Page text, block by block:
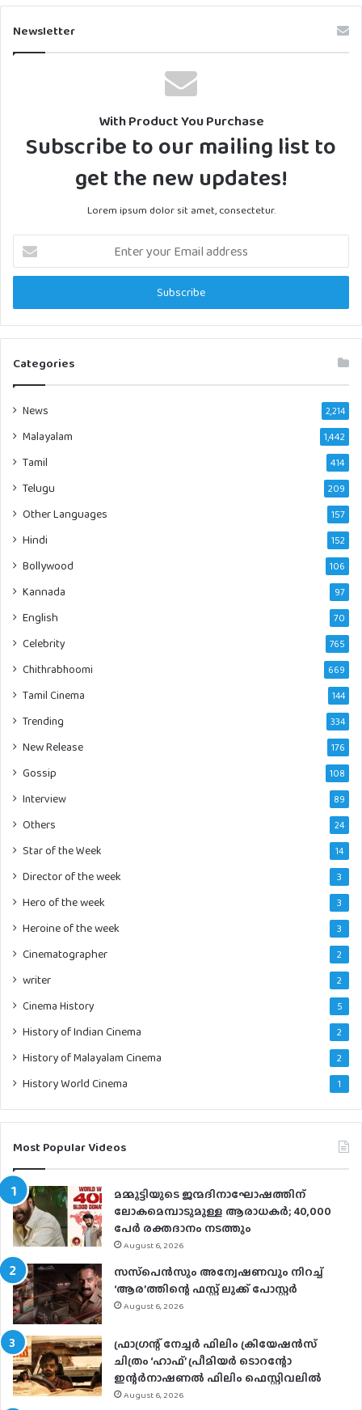
Newsletter
With Product You Purchase
Subscribe to our mailing list to
get the new updates!
Lorem ipsum dolor sit amet, consectetur.
Enter
your
Email
Categories
News 2,214
Malayalam 1,442
Tamil 414
Telugu 209
Other Languages 157
Hindi 152
Bollywood 106
Kannada 97
English 70
Celebrity 765
Chithrabhoomi 669
Tamil Cinema 144
Trending 334
New Release 176
Gossip 108
Interview 89
Others 24
Star of the Week 14
Director of the week 3
Hero of the week 3
Heroine of the week 3
Cinematographer 2
writer 2
Cinema History 5
History of Indian Cinema 2
History of Malayalam Cinema 2
History World Cinema 1
Most Popular Videos
മമ്മൂട്ടിയുടെ ജന്മദിനാഘോഷത്തിന്
ലോകമെമ്പാടുമുള്ള ആരാധകര്‍; 40,000
പേര്‍ രക്തദാനം നടത്തും
August 6, 2026
സസ്‌പെന്‍സും അന്വേഷണവും നിറച്ച്
‘ആര’ത്തിന്റെ ഫസ്റ്റ് ലുക്ക് പോസ്റ്റര്‍
August 6, 2026
ഫ്രാഗ്രന്റ് നേച്ചര്‍ ഫിലിം ക്രിയേഷന്‍സ്
ചിത്രം ‘ഹാഫ്’ പ്രീമിയര്‍ ടൊറന്റോ
ഇന്റര്‍നാഷണല്‍ ഫിലിം ഫെസ്റ്റിവലില്‍
August 6, 2026